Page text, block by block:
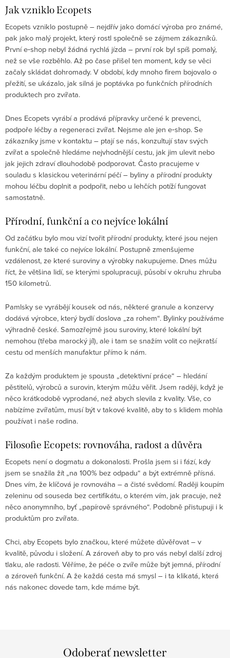
Jak vzniklo Ecopets
Ecopets vzniklo postupně – nejdřív jako domácí výroba pro známé,
pak jako malý projekt, který rostl společně se zájmem zákazníků.
První e‑shop nebyl žádná rychlá jízda – první rok byl spíš pomalý,
než se vše rozběhlo. Až po čase přišel ten moment, kdy se věci
začaly skládat dohromady. V období, kdy mnoho firem bojovalo o
přežití, se ukázalo, jak silná je poptávka po funkčních přírodních
produktech pro zvířata.
Dnes Ecopets vyrábí a prodává přípravky určené k prevenci,
podpoře léčby a regeneraci zvířat. Nejsme ale jen e‑shop. Se
zákazníky jsme v kontaktu – ptají se nás, konzultují stav svých
zvířat a společně hledáme nejvhodnější cestu, jak jim ulevit nebo
jak jejich zdraví dlouhodobě podporovat. Často pracujeme v
souladu s klasickou veterinární péčí – byliny a přírodní produkty
mohou léčbu doplnit a podpořit, nebo u lehčích potíží fungovat
samostatně.
Přírodní, funkční a co nejvíce lokální
Od začátku bylo mou vizí tvořit přírodní produkty, které jsou nejen
funkční, ale také co nejvíce lokální. Postupně zmenšujeme
vzdálenost, ze které suroviny a výrobky nakupujeme. Dnes můžu
říct, že většina lidí, se kterými spolupracuji, působí v okruhu zhruba
150 kilometrů.
Pamlsky se vyrábějí kousek od nás, některé granule a konzervy
dodává výrobce, který bydlí doslova „za rohem“. Bylinky používáme
výhradně české. Samozřejmě jsou suroviny, které lokální být
nemohou (třeba marocký jíl), ale i tam se snažím volit co nejkratší
cestu od menších manufaktur přímo k nám.
Za každým produktem je spousta „detektivní práce“ – hledání
pěstitelů, výrobců a surovin, kterým můžu věřit. Jsem raději, když je
něco krátkodobě vyprodané, než abych slevila z kvality. Vše, co
nabízíme zvířatům, musí být v takové kvalitě, aby to s klidem mohla
používat i naše rodina.
Filosofie Ecopets: rovnováha, radost a důvěra
Ecopets není o dogmatu a dokonalosti. Prošla jsem si i fází, kdy
jsem se snažila žít „na 100% bez odpadu“ a být extrémně přísná.
Dnes vím, že klíčová je rovnováha – a čisté svědomí. Raději koupím
zeleninu od souseda bez certifikátu, o kterém vím, jak pracuje, než
něco anonymního, byť „papírově správného“. Podobně přistupuji i k
produktům pro zvířata.
Chci, aby Ecopets bylo značkou, které můžete důvěřovat – v
kvalitě, původu i složení. A zároveň aby to pro vás nebyl další zdroj
tlaku, ale radosti. Věříme, že péče o zvíře může být jemná, přírodní
a zároveň funkční. A že každá cesta má smysl – i ta klikatá, která
nás nakonec dovede tam, kde máme být.
Odoberať newsletter